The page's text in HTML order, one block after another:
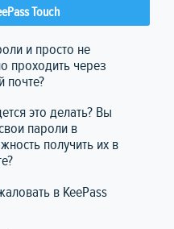
Touch
и просто не
проходить через
почте?
это делать? Вы
пароли в
получить их в
в KeePass